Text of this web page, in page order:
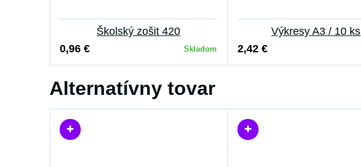
Školský zošit 420
0,96 €
Skladom
Výkresy A3 / 10 ks
2,42 €
Alternatívny tovar